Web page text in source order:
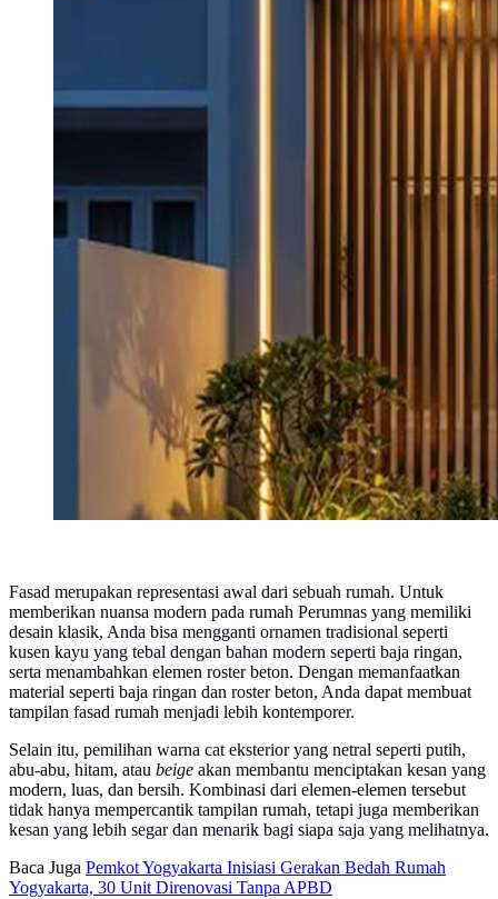
Fasad merupakan representasi awal dari sebuah rumah. Untuk
memberikan nuansa modern pada rumah Perumnas yang memiliki
desain klasik, Anda bisa mengganti ornamen tradisional seperti
kusen kayu yang tebal dengan bahan modern seperti baja ringan,
serta menambahkan elemen roster beton. Dengan memanfaatkan
material seperti baja ringan dan roster beton, Anda dapat membuat
tampilan fasad rumah menjadi lebih kontemporer.
Selain itu, pemilihan warna cat eksterior yang netral seperti putih,
abu-abu, hitam, atau beige akan membantu menciptakan kesan yang
modern, luas, dan bersih. Kombinasi dari elemen-elemen tersebut
tidak hanya mempercantik tampilan rumah, tetapi juga memberikan
kesan yang lebih segar dan menarik bagi siapa saja yang melihatnya.
Baca Juga Pemkot Yogyakarta Inisiasi Gerakan Bedah Rumah
Yogyakarta, 30 Unit Direnovasi Tanpa APBD